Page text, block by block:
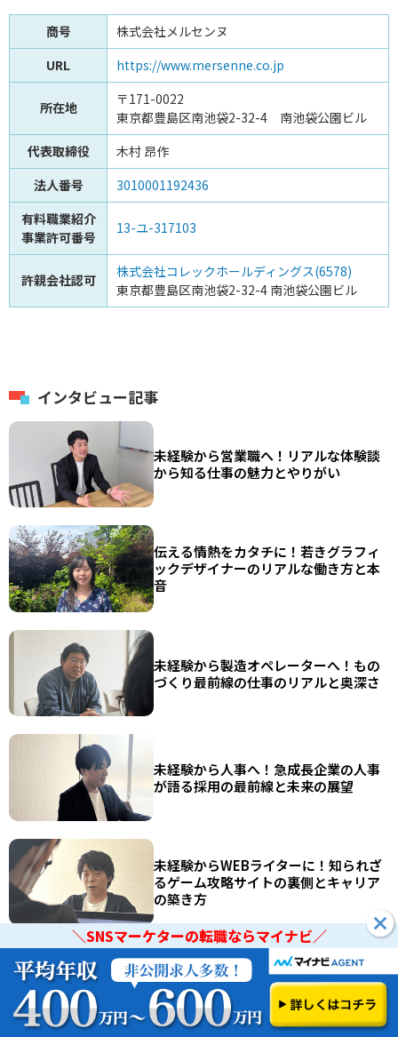
＼SNSマーケターの転職ならマイナビ／
＼SNSマーケターの転職ならマイナビ／
商号
株式会社メルセンヌ
URL
https://www.mersenne.co.jp
所在地
〒171-0022
東京都豊島区南池袋2-32-4 南池袋公園ビル
代表取締役
木村 昂作
法人番号
3010001192436
有料職業紹介
事業許可番号
13-ユ-317103
許親会社認可
株式会社コレックホールディングス(6578)
東京都豊島区南池袋2-32-4 南池袋公園ビル
インタビュー記事
未経験から営業職へ！リアルな体験談
から知る仕事の魅力とやりがい
伝える情熱をカタチに！若きグラフィ
ックデザイナーのリアルな働き方と本
音
未経験から製造オペレーターへ！もの
づくり最前線の仕事のリアルと奥深さ
未経験から人事へ！急成長企業の人事
が語る採用の最前線と未来の展望
未経験からWEBライターに！知られざ
るゲーム攻略サイトの裏側とキャリア
の築き方
未経験からコールセンターへ！元・販
売代理店のエースが語る仕事のリアル
と理想とのギャップ